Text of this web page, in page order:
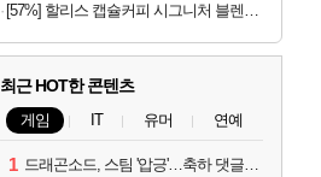
[57%] 할리스 캡슐커피 시그니처 블렌드, 5g, 10개입, 10개
최근 HOT한 콘텐츠
게임 IT 유머 연예
1 드래곤소드, 스팀 '압긍'…축하 댓글 달고 게임 코드 받자!